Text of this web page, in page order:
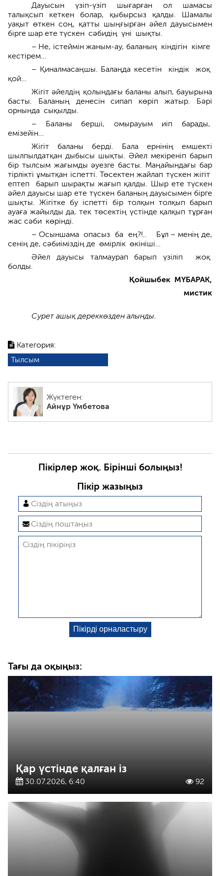
Категория:
Тылсым
Жүктеген:
Айнұр Үмбетова
Дауысын үзіп-үзіп шығарған ол шамасы
талықсып кеткен болар, қыбырсыз қалды. Шамалы
уақыт өткен соң, қатты шыңғыр­ған әйел дауысымен
бірге шар ете түскен сәбидің үні шықты.
– Не, істеймін жаным-ау, баланың кіндігін кімге
кестірем…
– Қиналмасаңшы. Балаңда кесетін кіндік жоқ
қой…
Жігіт әйелдің қолындағы баланы алып, бауырына
басты. Баланың денесін сипап көріп жатыр. Бәрі
орнын­да сықылды.
– Баланы берші, омырауым иіп барады,
емізейін…
Жігіт баланы берді. Бала ернінің емшекті
шылпылдатқан дыбысы шықты. Әйел мекіреніп барып
бір тылсым жағымды әуезге басты. Маңайындағы бар
тірлікті ұмытқан іспетті. Төсектен жайлап түскен жігіт
ептеп барып шырақты жағып қалды. Шыр ете түскен
әйел дауысы шар ете түскен баланың дауысымен бірге
шықты. Жігітке бу іспетті бір толқын толқып барып
ауаға жайылды да, тек төсектің үстінде қалқып тұрған
жас сәби көрінді.
– Осыншама опасыз ба ең?!.. Бұл – менің де,
сенің де, сәбиіміздің де өмірлік өкініші…
Әйел дауысы талмаурап барып үзіліп жоқ
болды.
Қойшыбек МҮБАРАК,
мистик
Сурет ашық дереккөзден алынды.
Пікірлер жоқ. Бірінші болыңыз!
Пікір жазыңыз
Тағы да оқыңыз:
Қар үстінде қалған із
30.07.2026, 6:40 92